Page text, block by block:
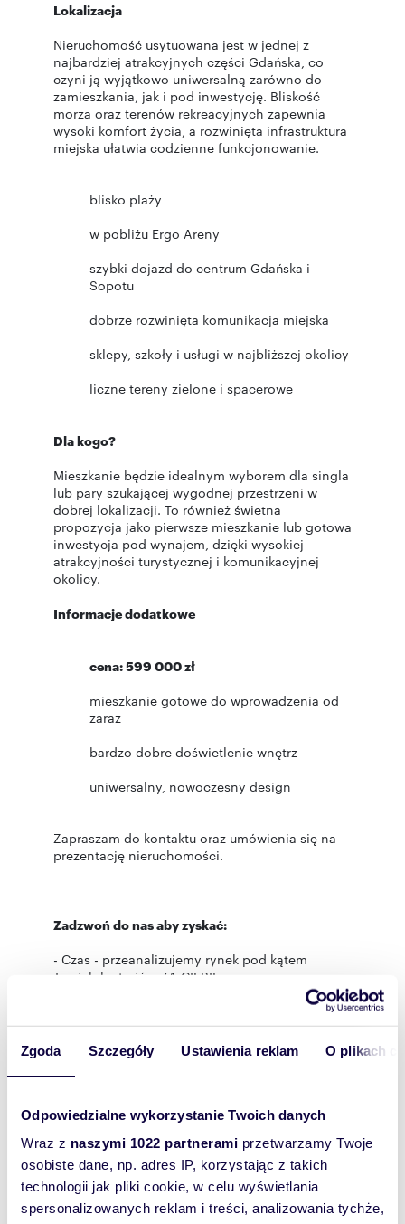
Zgoda Szczegóły Ustawienia reklam O plikach
Odpowiedzialne wykorzystanie Twoich danych
Wraz z naszymi 1022 partnerami przetwarzamy Twoje
osobiste dane, np. adres IP, korzystając z takich
technologii jak pliki cookie, w celu wyświetlania
spersonalizowanych reklam i treści, analizowania tychże,
Lokalizacja
Nieruchomość usytuowana jest w jednej z
najbardziej atrakcyjnych części Gdańska, co
czyni ją wyjątkowo uniwersalną zarówno do
zamieszkania, jak i pod inwestycję. Bliskość
morza oraz terenów rekreacyjnych zapewnia
wysoki komfort życia, a rozwinięta infrastruktura
miejska ułatwia codzienne funkcjonowanie.
blisko plaży
w pobliżu Ergo Areny
szybki dojazd do centrum Gdańska i
Sopotu
dobrze rozwinięta komunikacja miejska
sklepy, szkoły i usługi w najbliższej okolicy
liczne tereny zielone i spacerowe
Dla kogo?
Mieszkanie będzie idealnym wyborem dla singla
lub pary szukającej wygodnej przestrzeni w
dobrej lokalizacji. To również świetna
propozycja jako pierwsze mieszkanie lub gotowa
inwestycja pod wynajem, dzięki wysokiej
atrakcyjności turystycznej i komunikacyjnej
okolicy.
Informacje dodatkowe
cena: 599 000 zł
mieszkanie gotowe do wprowadzenia od
zaraz
bardzo dobre doświetlenie wnętrz
uniwersalny, nowoczesny design
Zapraszam do kontaktu oraz umówienia się na
prezentację nieruchomości.
Zadzwoń do nas aby zyskać:
- Czas - przeanalizujemy rynek pod kątem
Twoich kryteriów ZA CIEBIE.
podobnych nieruchomości.
- Spokój - nasz doradca kredytowy pomoże
Tobie wybrać i uzyskać kredyt w jednym z 15
przez cały proces zakupu lub sprzedaży
nieruchomości.
- Dyskrecję - mamy dostęp i doświadczenie w
sprzedaży ofert „spod lady".